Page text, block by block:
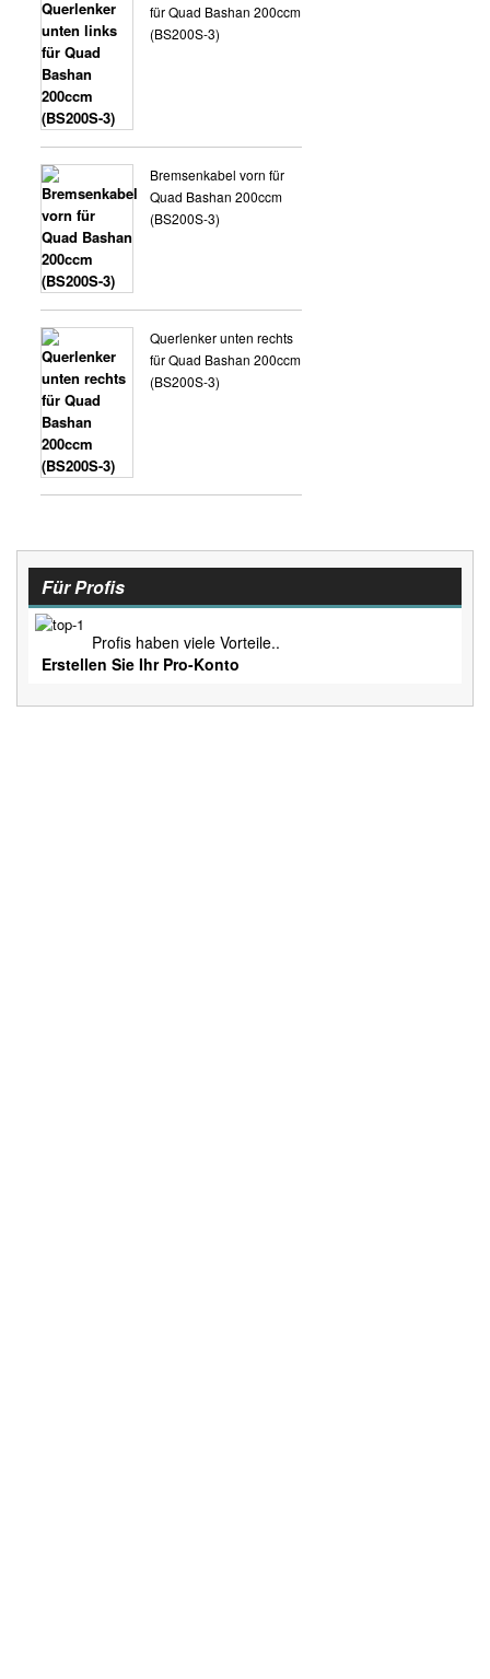
für Quad Bashan 200ccm
(BS200S-3)
Bremsenkabel vorn für
Quad Bashan 200ccm
(BS200S-3)
Querlenker unten rechts
für Quad Bashan 200ccm
(BS200S-3)
Für Profis
Profis haben viele Vorteile..
Erstellen Sie Ihr Pro-Konto